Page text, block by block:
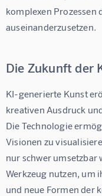
komplexen Prozessen
auseinanderzusetzen.
Die Zukunft der
KI-generierte Kunst
kreativen Ausdruck
Die Technologie
Visionen zu
nur schwer umsetzbar
Werkzeug nutzen, um
und neue Formen der